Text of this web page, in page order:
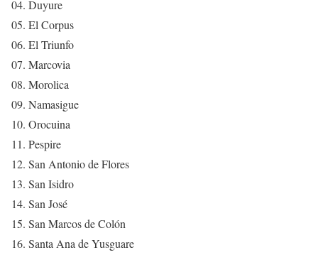
04. Duyure
05. El Corpus
06. El Triunfo
07. Marcovia
08. Morolica
09. Namasigue
10. Orocuina
11. Pespire
12. San Antonio de Flores
13. San Isidro
14. San José
15. San Marcos de Colón
16. Santa Ana de Yusguare